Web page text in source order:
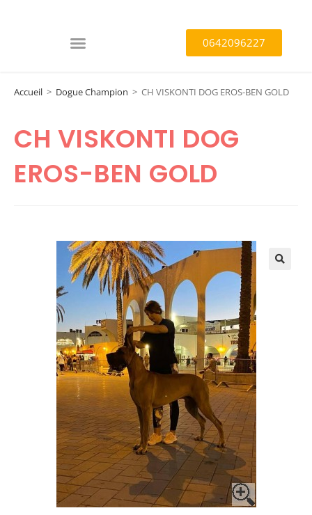
0642096227
Accueil > Dogue Champion > CH VISKONTI DOG EROS-BEN GOLD
CH VISKONTI DOG
EROS-BEN GOLD